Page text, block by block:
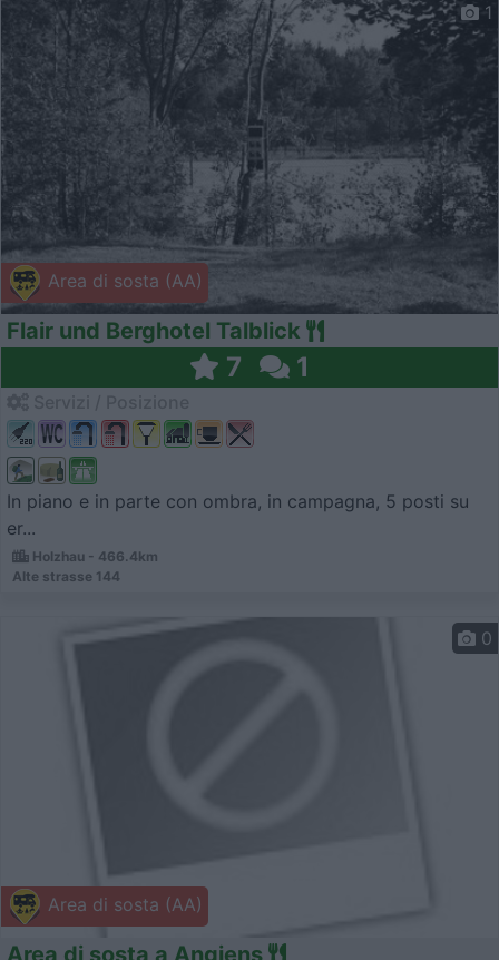
Area di sosta (AA)
1
Flair und Berghotel Talblick
7 1
In piano e in parte con ombra, in campagna, 5 posti su
er...
Holzhau - 466.4km
Alte strasse 144
Area di sosta (AA)
0
Area di sosta a Angiens